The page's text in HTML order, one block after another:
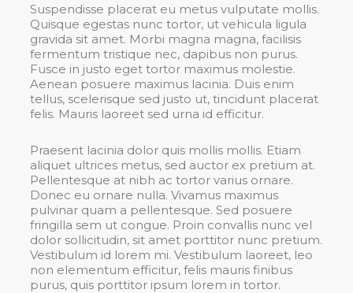
Suspendisse placerat eu metus vulputate mollis.
Quisque egestas nunc tortor, ut vehicula ligula
gravida sit amet. Morbi magna magna, facilisis
fermentum tristique nec, dapibus non purus.
Fusce in justo eget tortor maximus molestie.
Aenean posuere maximus lacinia. Duis enim
tellus, scelerisque sed justo ut, tincidunt placerat
felis. Mauris laoreet sed urna id efficitur.
Praesent lacinia dolor quis mollis mollis. Etiam
aliquet ultrices metus, sed auctor ex pretium at.
Pellentesque at nibh ac tortor varius ornare.
Donec eu ornare nulla. Vivamus maximus
pulvinar quam a pellentesque. Sed posuere
fringilla sem ut congue. Proin convallis nunc vel
dolor sollicitudin, sit amet porttitor nunc pretium.
Vestibulum id lorem mi. Vestibulum laoreet, leo
non elementum efficitur, felis mauris finibus
purus, quis porttitor ipsum lorem in tortor.